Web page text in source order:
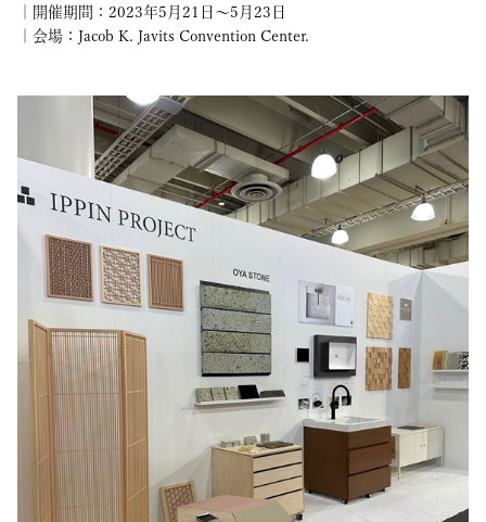
｜開催期間：2023年5月21日〜5月23日
｜会場：Jacob K. Javits Convention Center.